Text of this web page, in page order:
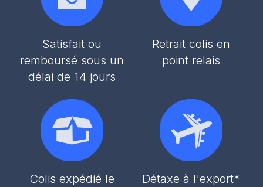
Satisfait ou
remboursé sous un
délai de 14 jours
Retrait colis en
point relais
Colis expédié le
Détaxe à l'export*